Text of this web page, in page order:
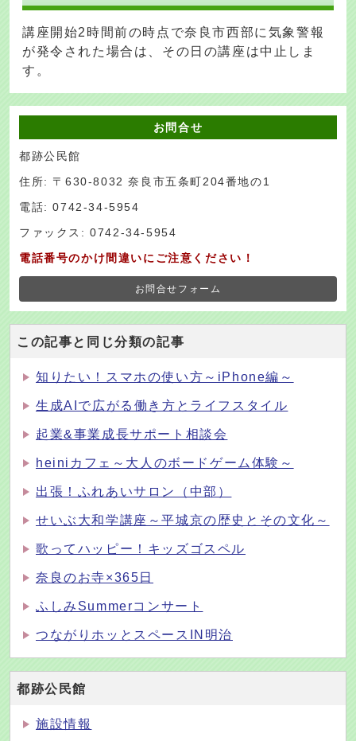
講座開始2時間前の時点で奈良市西部に気象警報
が発令された場合は、その日の講座は中止しま
す。
お問合せ
都跡公民館
住所: 〒630-8032 奈良市五条町204番地の1
電話: 0742-34-5954
ファックス: 0742-34-5954
電話番号のかけ間違いにご注意ください！
お問合せフォーム
この記事と同じ分類の記事
知りたい！スマホの使い方～iPhone編～
生成AIで広がる働き方とライフスタイル
起業&事業成長サポート相談会
heiniカフェ～大人のボードゲーム体験～
出張！ふれあいサロン（中部）
せいぶ大和学講座～平城京の歴史とその文化～
歌ってハッピー！キッズゴスペル
奈良のお寺×365日
ふしみSummerコンサート
つながりホッとスペースIN明治
都跡公民館
施設情報